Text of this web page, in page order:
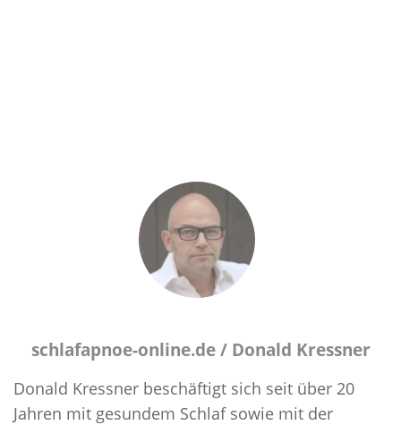
schlafapnoe-online.de / Donald Kressner
Donald Kressner beschäftigt sich seit über 20
Jahren mit gesundem Schlaf sowie mit der